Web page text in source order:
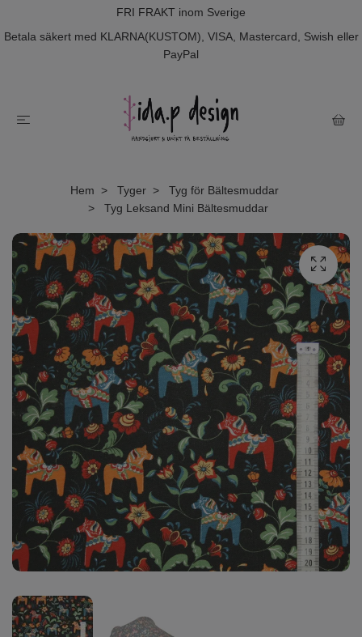
FRI FRAKT inom Sverige
Betala säkert med KLARNA(KUSTOM), VISA, Mastercard, Swish eller
PayPal
Hem Tyger
Tyg för Bältesmuddar
Tyg Leksand Mini Bältesmuddar